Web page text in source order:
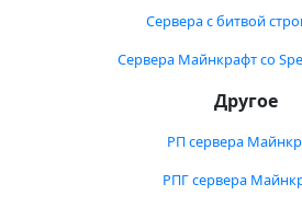
Сервера с битвой
Сервера Майнкрафт со
Другое
РП сервера
РПГ сервера